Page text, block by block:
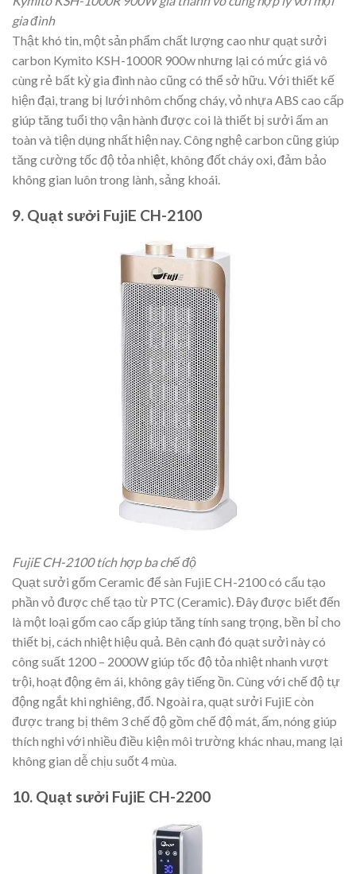
gia đình
Thật khó tin, một sản phẩm chất lượng cao như quạt sưởi
carbon Kymito KSH-1000R 900w nhưng lại có mức giá vô
cùng rẻ bất kỳ gia đình nào cũng có thể sở hữu. Với thiết kế
hiện đại, trang bị lưới nhôm chống cháy, vỏ nhựa ABS cao cấp
giúp tăng tuổi thọ vận hành được coi là thiết bị sưởi ấm an
toàn và tiện dụng nhất hiện nay. Công nghệ carbon cũng giúp
tăng cường tốc độ tỏa nhiệt, không đốt cháy oxi, đảm bảo
không gian luôn trong lành, sảng khoái.
9. Quạt sưởi FujiE CH-2100
FujiE CH-2100 tích hợp ba chế độ
Quạt sưởi gốm Ceramic để sàn FujiE CH-2100 có cấu tạo
phần vỏ được chế tạo từ PTC (Ceramic). Đây được biết đến
là một loại gốm cao cấp giúp tăng tính sang trọng, bền bỉ cho
thiết bị, cách nhiệt hiệu quả. Bên cạnh đó quạt sưởi này có
công suất 1200 – 2000W giúp tốc độ tỏa nhiệt nhanh vượt
trội, hoạt động êm ái, không gây tiếng ồn. Cùng với chế độ tự
động ngắt khi nghiêng, đổ. Ngoài ra, quạt sưởi FujiE còn
được trang bị thêm 3 chế độ gồm chế độ mát, ấm, nóng giúp
thích nghi với nhiều điều kiện môi trường khác nhau, mang lại
không gian dễ chịu suốt 4 mùa.
10. Quạt sưởi FujiE CH-2200